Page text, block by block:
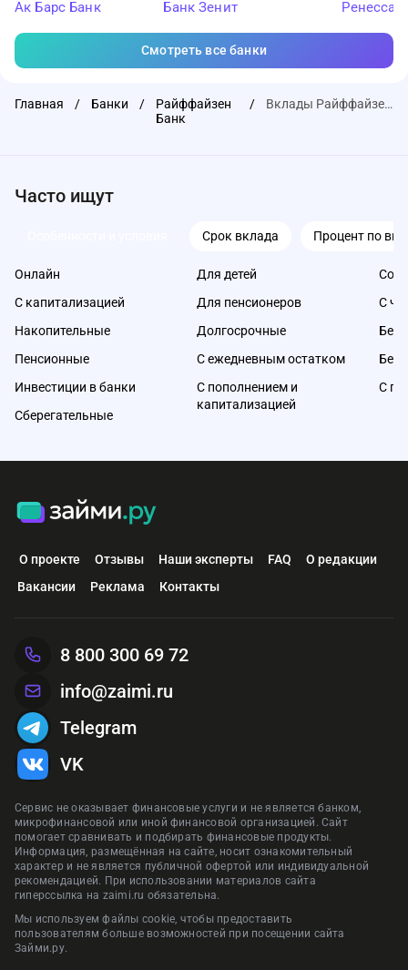
Ак Барс Банк
Банк Зенит
Смотреть все банки
Главная / Банки /
Райффайзен
Банк
/ Вклады Райффайзен Банка
Часто ищут
Срок вклада Процент по
Онлайн
С капитализацией
Накопительные
Пенсионные
Инвестиции в банки
Сберегательные
Для детей
Для пенсионеров
Долгосрочные
С ежедневным остатком
С пополнением и
капитализацией
Со
С
Без
Без
С
О проекте Отзывы Наши эксперты FAQ
О редакции
Вакансии
Реклама Контакты
Сервис не оказывает финансовые услуги и не является банком,
микрофинансовой или иной финансовой организацией. Сайт
помогает сравнивать и подбирать финансовые продукты.
Информация, размещённая на сайте, носит ознакомительный
характер и не является публичной офертой или индивидуальной
рекомендацией. При использовании материалов сайта
гиперссылка на zaimi.ru обязательна.
Мы используем файлы cookie, чтобы предоставить
пользователям больше возможностей при посещении сайта
Займи.ру.
8 800 300 69 72
info@zaimi.ru
Telegram
VK